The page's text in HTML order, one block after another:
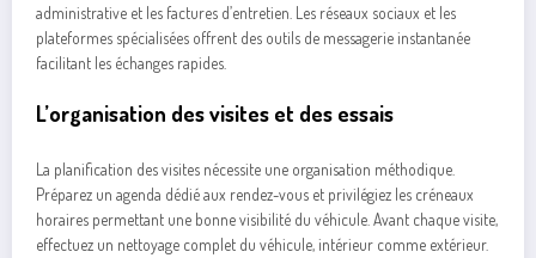
administrative et les factures d’entretien. Les réseaux sociaux et les
plateformes spécialisées offrent des outils de messagerie instantanée
facilitant les échanges rapides.
L’organisation des visites et des essais
La planification des visites nécessite une organisation méthodique.
Préparez un agenda dédié aux rendez-vous et privilégiez les créneaux
horaires permettant une bonne visibilité du véhicule. Avant chaque visite,
effectuez un nettoyage complet du véhicule, intérieur comme extérieur.